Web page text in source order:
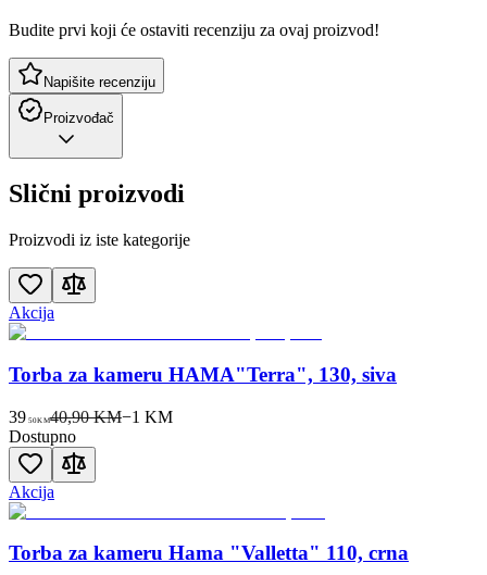
Budite prvi koji će ostaviti recenziju za ovaj proizvod!
Napišite recenziju
Proizvođač
Slični proizvodi
Proizvodi iz iste kategorije
Akcija
Torba za kameru HAMA"Terra", 130, siva
39 50KM40,90 KM−1 KM
Dostupno
Akcija
Torba za kameru Hama "Valletta" 110, crna